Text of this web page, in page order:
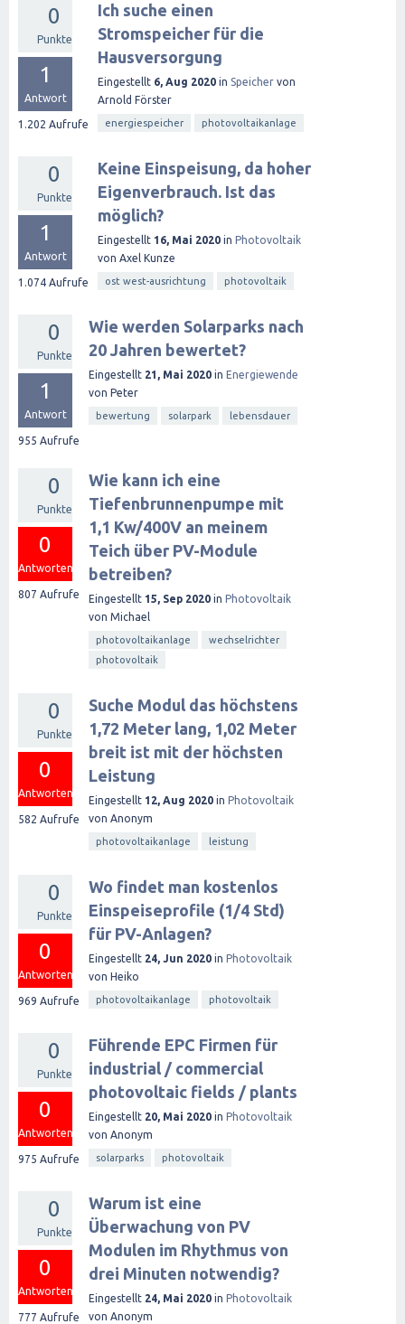
0
Punkte
1
Antwort
1.202 Aufrufe
Ich suche einen
Stromspeicher für die
Hausversorgung
Eingestellt 6, Aug 2020 in Speicher von
Arnold Förster
energiespeicher photovoltaikanlage
0
Punkte
1
Antwort
1.074 Aufrufe
Keine Einspeisung, da hoher
Eigenverbrauch. Ist das
möglich?
Eingestellt 16, Mai 2020 in Photovoltaik
von Axel Kunze
ost west-ausrichtung photovoltaik
0
Punkte
1
Antwort
955 Aufrufe
Wie werden Solarparks nach
20 Jahren bewertet?
Eingestellt 21, Mai 2020 in Energiewende
von Peter
bewertung solarpark lebensdauer
0
Punkte
0
Antworten
807 Aufrufe
Wie kann ich eine
Tiefenbrunnenpumpe mit
1,1 Kw/400V an meinem
Teich über PV-Module
betreiben?
Eingestellt 15, Sep 2020 in Photovoltaik
von Michael
photovoltaikanlage
wechselrichter
photovoltaik
0
Punkte
0
Antworten
582 Aufrufe
Suche Modul das höchstens
1,72 Meter lang, 1,02 Meter
breit ist mit der höchsten
Leistung
Eingestellt 12, Aug 2020 in Photovoltaik
von Anonym
photovoltaikanlage leistung
0
Punkte
0
Antworten
969 Aufrufe
Wo findet man kostenlos
Einspeiseprofile (1/4 Std)
für PV-Anlagen?
Eingestellt 24, Jun 2020 in Photovoltaik
von Heiko
photovoltaikanlage photovoltaik
0
Punkte
0
Antworten
975 Aufrufe
Führende EPC Firmen für
industrial / commercial
photovoltaic fields / plants
Eingestellt 20, Mai 2020 in Photovoltaik
von Anonym
solarparks photovoltaik
0
Punkte
0
Antworten
777 Aufrufe
Warum ist eine
Überwachung von PV
Modulen im Rhythmus von
drei Minuten notwendig?
Eingestellt 24, Mai 2020 in Photovoltaik
von Anonym